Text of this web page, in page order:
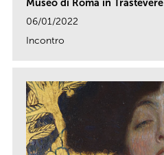
Museo di Roma in Trastevere
06/01/2022
Incontro